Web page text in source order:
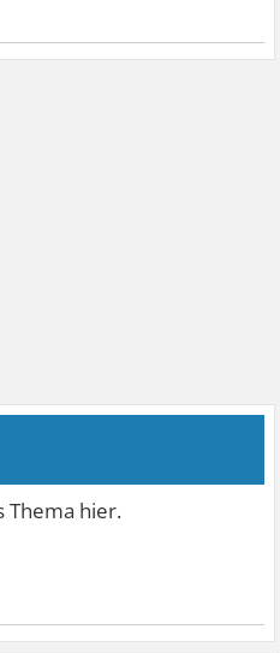
Thema hier.